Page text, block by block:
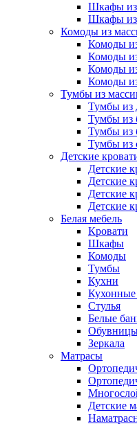
Шкафы из
Шкафы
Комоды из
Комоды
Комоды
Комоды
Комоды
Тумбы из
Тумбы из
Тумбы из
Тумбы из
Тумбы из
Детские
Детские
Детские
Детские
Детские
Белая мебель
Кровати
Шкафы
Комоды
Тумбы
Кухни
Стулья
Белые
Зеркала
Матрасы
Детские